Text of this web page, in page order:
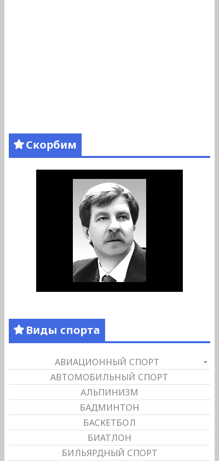
Скорбим
Виды спорта
АВИАЦИОННЫЙ СПОРТ
АВТОМОБИЛЬНЫЙ СПОРТ
АЛЬПИНИЗМ
БАДМИНТОН
БАСКЕТБОЛ
БИАТЛОН
БИЛЬЯРДНЫЙ СПОРТ